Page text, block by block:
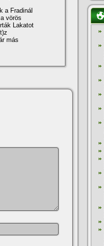
a Fradinál
vörös
Lakatot
más